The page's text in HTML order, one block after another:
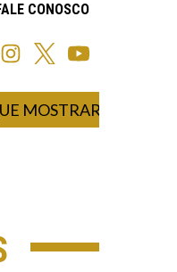
CONOSCO
AO “AMIGO